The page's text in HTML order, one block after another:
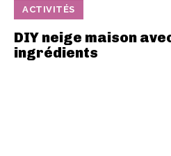
ACTIVITÉS
DIY neige maison
ingrédients